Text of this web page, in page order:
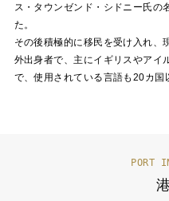
ス・タウンゼンド・シドニー氏の
た。
その後積極的に移民を受け入れ、
外出身者で、主にイギリスやアイ
で、使用されている言語も20カ国
PORT